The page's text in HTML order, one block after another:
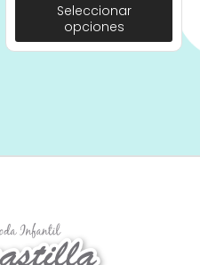
Seleccionar
opciones